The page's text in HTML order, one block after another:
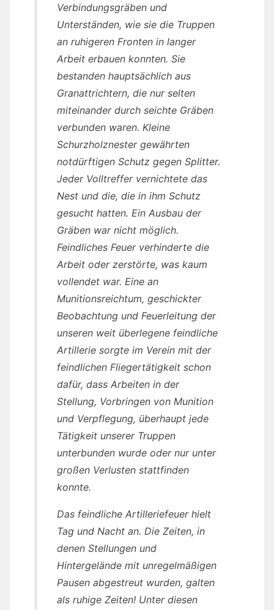
Verbindungsgräben und
Unterständen, wie sie die Truppen
an ruhigeren Fronten in langer
Arbeit erbauen konnten. Sie
bestanden hauptsächlich aus
Granattrichtern, die nur selten
miteinander durch seichte Gräben
verbunden waren. Kleine
Schurzholznester gewährten
notdürftigen Schutz gegen Splitter.
Jeder Volltreffer vernichtete das
Nest und die, die in ihm Schutz
gesucht hatten. Ein Ausbau der
Gräben war nicht möglich.
Feindliches Feuer verhinderte die
Arbeit oder zerstörte, was kaum
vollendet war. Eine an
Munitionsreichtum, geschickter
Beobachtung und Feuerleitung der
unseren weit überlegene feindliche
Artillerie sorgte im Verein mit der
feindlichen Fliegertätigkeit schon
dafür, dass Arbeiten in der
Stellung, Vorbringen von Munition
und Verpflegung, überhaupt jede
Tätigkeit unserer Truppen
unterbunden wurde oder nur unter
großen Verlusten stattfinden
konnte.
Das feindliche Artilleriefeuer hielt
Tag und Nacht an. Die Zeiten, in
denen Stellungen und
Hintergelände mit unregelmäßigen
Pausen abgestreut wurden, galten
als ruhige Zeiten! Unter diesen